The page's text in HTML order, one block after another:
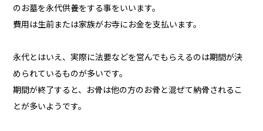
のお墓を永代供養をする事をいいます。
費用は生前または家族がお寺にお金を支払います。
永代とはいえ、実際に法要などを営んでもらえるのは期間が決
められているものが多いです。
期間が終了すると、お骨は他の方のお骨と混ぜて納骨されるこ
とが多いようです。